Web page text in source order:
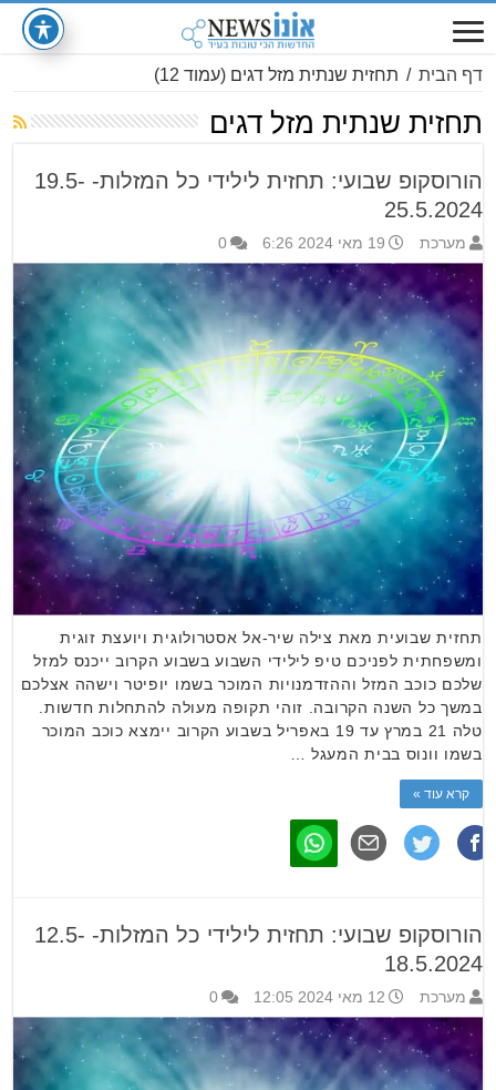
דף הבית / תחזית שנתית מזל דגים (עמוד 12)
תחזית שנתית מזל דגים
הורוסקופ שבועי: תחזית לילידי כל המזלות- 19.5-
25.5.2024
מערכת 19 מאי 2024 6:26 0
תחזית שבועית מאת צילה שיר-אל אסטרולוגית ויועצת זוגית
ומשפחתית לפניכם טיפ לילידי השבוע בשבוע הקרוב ייכנס למזל
שלכם כוכב המזל וההזדמנויות המוכר בשמו יופיטר וישהה אצלכם
במשך כל השנה הקרובה. זוהי תקופה מעולה להתחלות חדשות.
טלה 21 במרץ עד 19 באפריל בשבוע הקרוב יימצא כוכב המוכר
בשמו וונוס בבית המעגל …
קרא עוד »
הורוסקופ שבועי: תחזית לילידי כל המזלות- 12.5-
18.5.2024
מערכת 12 מאי 2024 12:05 0